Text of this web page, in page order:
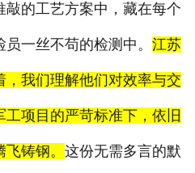
敲的工艺方案中，藏在每个
一丝不苟的检测中。 江苏
，我们理解他们对效率与交
项目的严苛标准下，依旧
铸钢。 这份无需多言的默